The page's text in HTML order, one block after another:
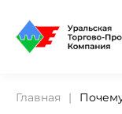
Главная